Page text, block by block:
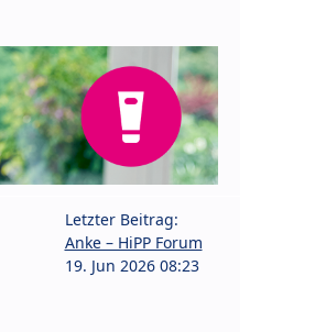
Letzter Beitrag:
Anke – HiPP Forum
19. Jun 2026 08:23